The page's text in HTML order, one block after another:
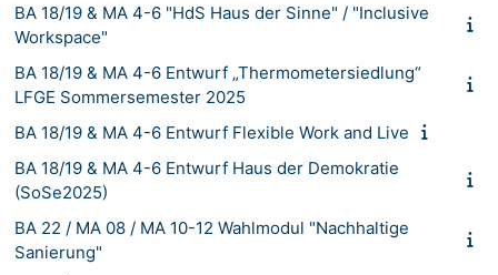
BA 18/19 & MA 4-6 "HdS Haus der Sinne" / "Inclusive
Workspace"
BA 18/19 & MA 4-6 Entwurf „Thermometersiedlung“
LFGE Sommersemester 2025
BA 18/19 & MA 4-6 Entwurf Flexible Work and Live
BA 18/19 & MA 4-6 Entwurf Haus der Demokratie
(SoSe2025)
BA 22 / MA 08 / MA 10-12 Wahlmodul "Nachhaltige
Sanierung"